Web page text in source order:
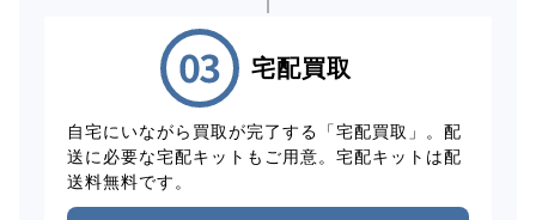
宅配買取
自宅にいながら買取が完了する「宅配買取」。配
送に必要な宅配キットもご用意。宅配キットは配
送料無料です。